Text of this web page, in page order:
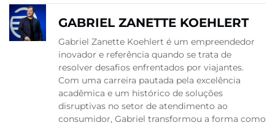
GABRIEL ZANETTE KOEHLERT
Gabriel Zanette Koehlert é um empreendedor
inovador e referência quando se trata de
resolver desafios enfrentados por viajantes.
Com uma carreira pautada pela excelência
acadêmica e um histórico de soluções
disruptivas no setor de atendimento ao
consumidor, Gabriel transformou a forma como